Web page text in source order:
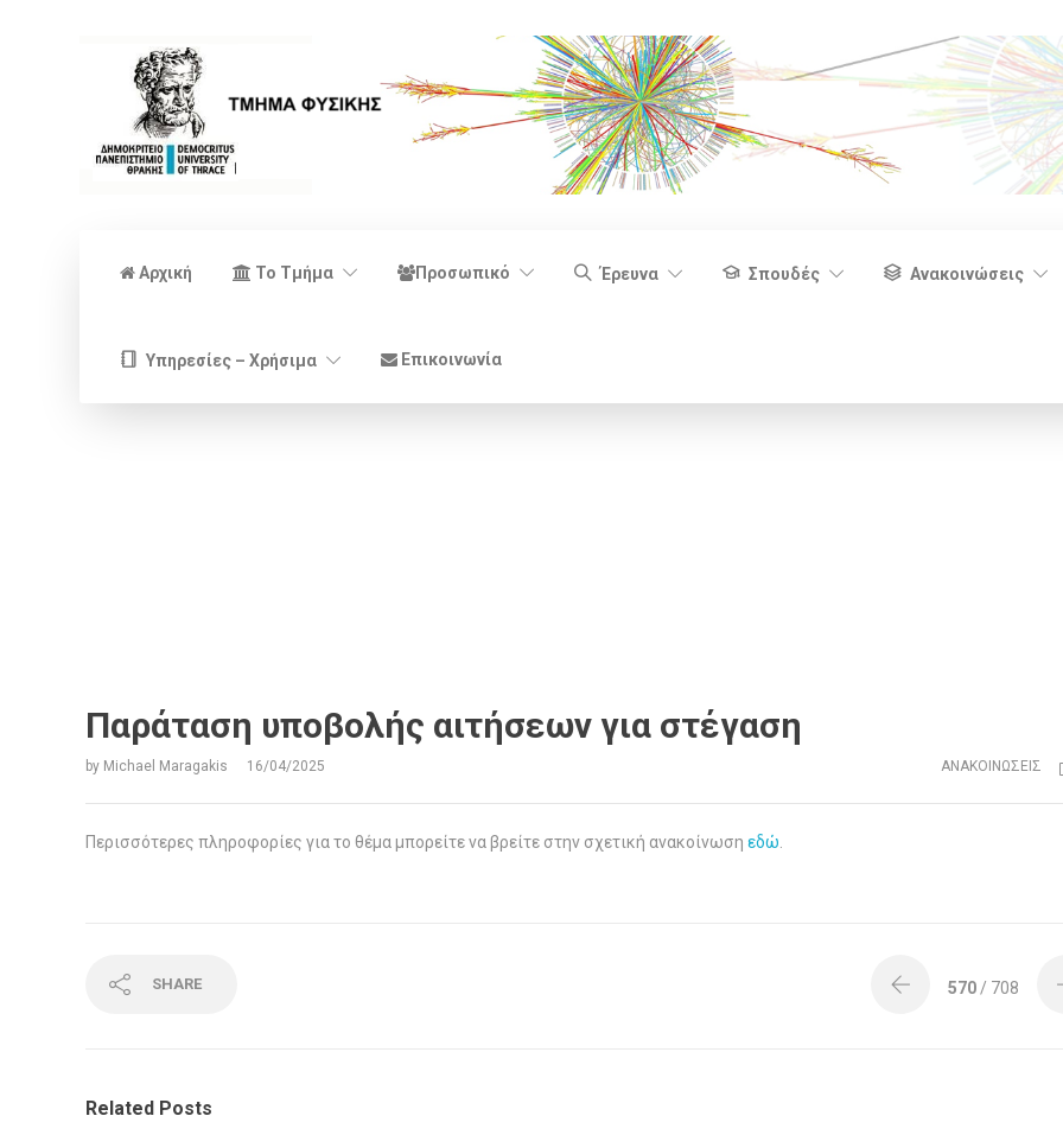
Αρχική Το Τμήμα Προσωπικό Έρευνα Σπουδές Ανακοινώσεις
Υπηρεσίες – Χρήσιμα Επικοινωνία
Παράταση υποβολής αιτήσεων για στέγαση
by Michael Maragakis 16/04/2025 ΑΝΑΚΟΙΝΏΣΕΙΣ
Περισσότερες πληροφορίες για το θέμα μπορείτε να βρείτε στην σχετική ανακοίνωση εδώ
SHARE 570 / 708
Related Posts